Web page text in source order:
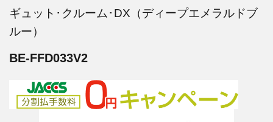
ギュット･クルーム･DX（ディープエメラルドブ
ルー）
BE-FFD033V2